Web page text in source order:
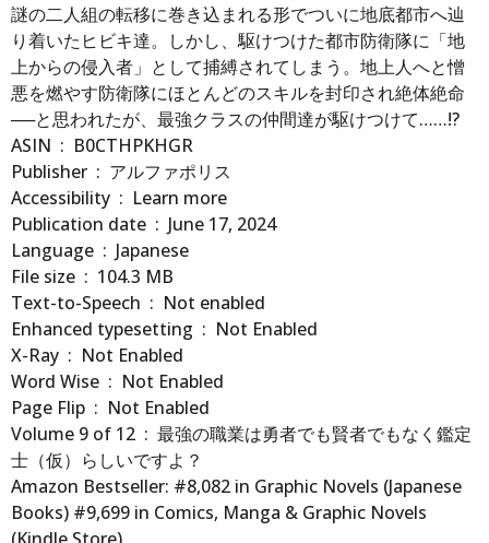
謎の二人組の転移に巻き込まれる形でついに地底都市へ辿
り着いたヒビキ達。しかし、駆けつけた都市防衛隊に「地
上からの侵入者」として捕縛されてしまう。地上人へと憎
悪を燃やす防衛隊にほとんどのスキルを封印され絶体絶命
──と思われたが、最強クラスの仲間達が駆けつけて……!?
ASIN ‏ : ‎ B0CTHPKHGR
Publisher ‏ : ‎ アルファポリス
Accessibility ‏ : ‎ Learn more
Publication date ‏ : ‎ June 17, 2024
Language ‏ : ‎ Japanese
File size ‏ : ‎ 104.3 MB
Text-to-Speech ‏ : ‎ Not enabled
Enhanced typesetting ‏ : ‎ Not Enabled
X-Ray ‏ : ‎ Not Enabled
Word Wise ‏ : ‎ Not Enabled
Page Flip ‏ : ‎ Not Enabled
Volume 9 of 12 ‏ : ‎ 最強の職業は勇者でも賢者でもなく鑑定
士（仮）らしいですよ？
Amazon Bestseller: #8,082 in Graphic Novels (Japanese
Books) #9,699 in Comics, Manga & Graphic Novels
(Kindle Store)